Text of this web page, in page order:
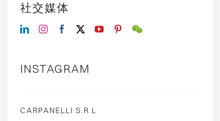
社交媒体
INSTAGRAM
CARPANELLI S.R.L